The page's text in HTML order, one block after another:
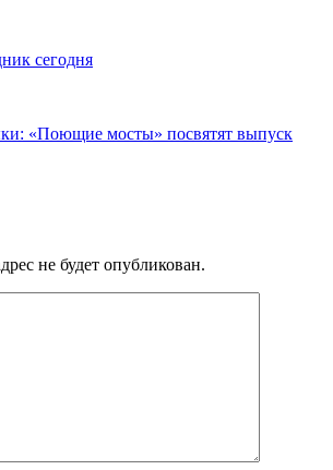
сегодня
«Поющие мосты» посвятят выпуск
не будет опубликован.